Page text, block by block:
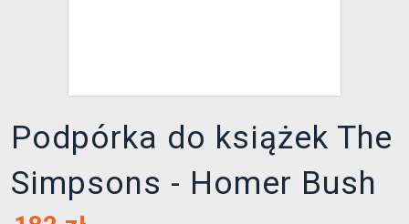
Podpórka do książek The
Simpsons - Homer Bush